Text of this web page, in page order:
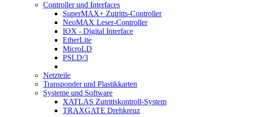
Controller und Interfaces
SuperMAX+ Zutritts-Controller
NeoMAX Leser-Controller
IOX - Digital Interface
EtherLite
MicroLD
PSLD/3
Netzteile
Transponder und Plastikkarten
Systeme und Software
XATLAS Zutrittskontroll-System
TRAXGATE Drehkreuz